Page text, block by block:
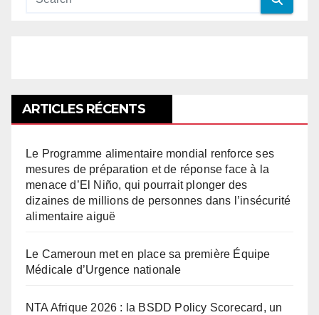
ARTICLES RÉCENTS
Le Programme alimentaire mondial renforce ses
mesures de préparation et de réponse face à la
menace d’El Niño, qui pourrait plonger des
dizaines de millions de personnes dans l’insécurité
alimentaire aiguë
Le Cameroun met en place sa première Équipe
Médicale d’Urgence nationale
NTA Afrique 2026 : la BSDD Policy Scorecard, un